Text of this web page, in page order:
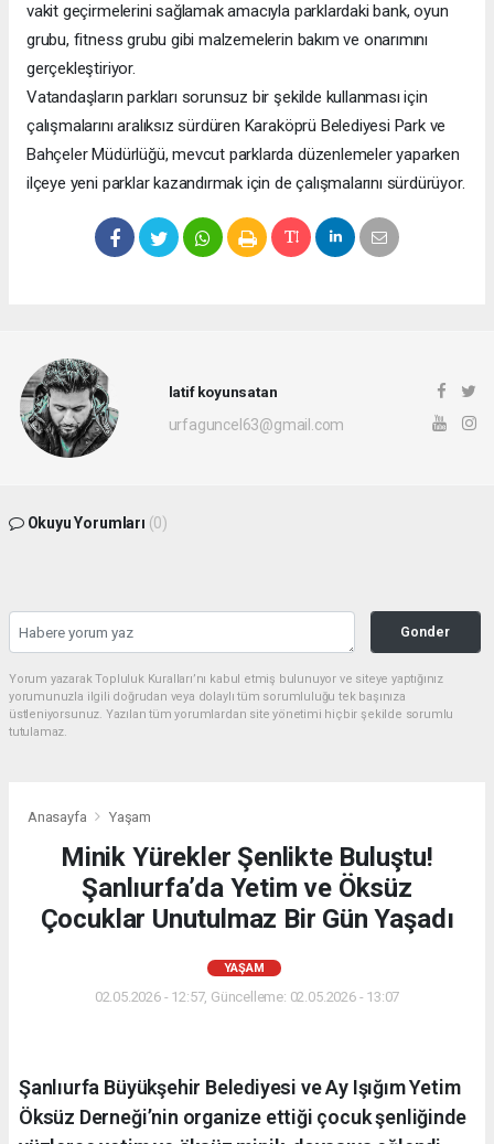
vakit geçirmelerini sağlamak amacıyla parklardaki bank, oyun
grubu, fitness grubu gibi malzemelerin bakım ve onarımını
gerçekleştiriyor.
Vatandaşların parkları sorunsuz bir şekilde kullanması için
çalışmalarını aralıksız sürdüren Karaköprü Belediyesi Park ve
Bahçeler Müdürlüğü, mevcut parklarda düzenlemeler yaparken
ilçeye yeni parklar kazandırmak için de çalışmalarını sürdürüyor.
latif koyunsatan
urfaguncel63@gmail.com
Okuyu Yorumları (0)
Gonder
Yorum yazarak Topluluk Kuralları’nı kabul etmiş bulunuyor ve siteye yaptığınız
yorumunuzla ilgili doğrudan veya dolaylı tüm sorumluluğu tek başınıza
üstleniyorsunuz. Yazılan tüm yorumlardan site yönetimi hiçbir şekilde sorumlu
tutulamaz.
Anasayfa Yaşam
Minik Yürekler Şenlikte Buluştu!
Şanlıurfa’da Yetim ve Öksüz
Çocuklar Unutulmaz Bir Gün Yaşadı
YAŞAM
02.05.2026 - 12:57, Güncelleme: 02.05.2026 - 13:07
Şanlıurfa Büyükşehir Belediyesi ve Ay Işığım Yetim
Öksüz Derneği’nin organize ettiği çocuk şenliğinde